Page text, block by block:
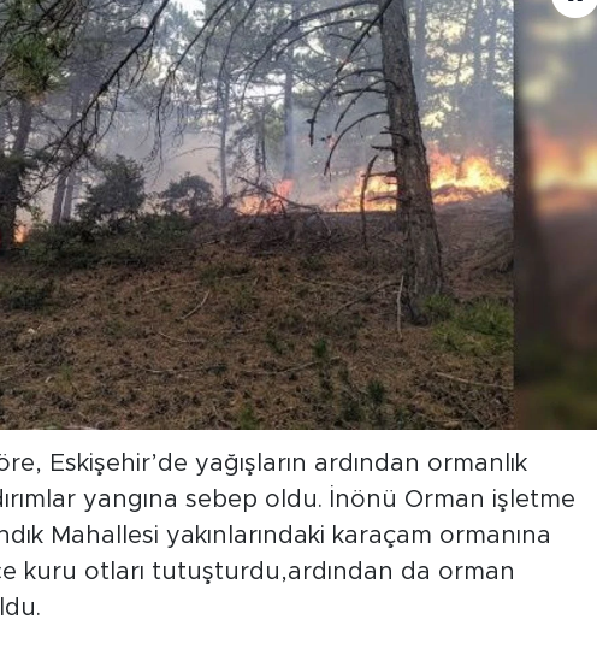
Eskişehir’de yağışların ardından ormanlık
yangına sebep oldu. İnönü Orman işletme
Mahallesi yakınlarındaki karaçam ormanına
kuru otları tutuşturdu,ardından da orman